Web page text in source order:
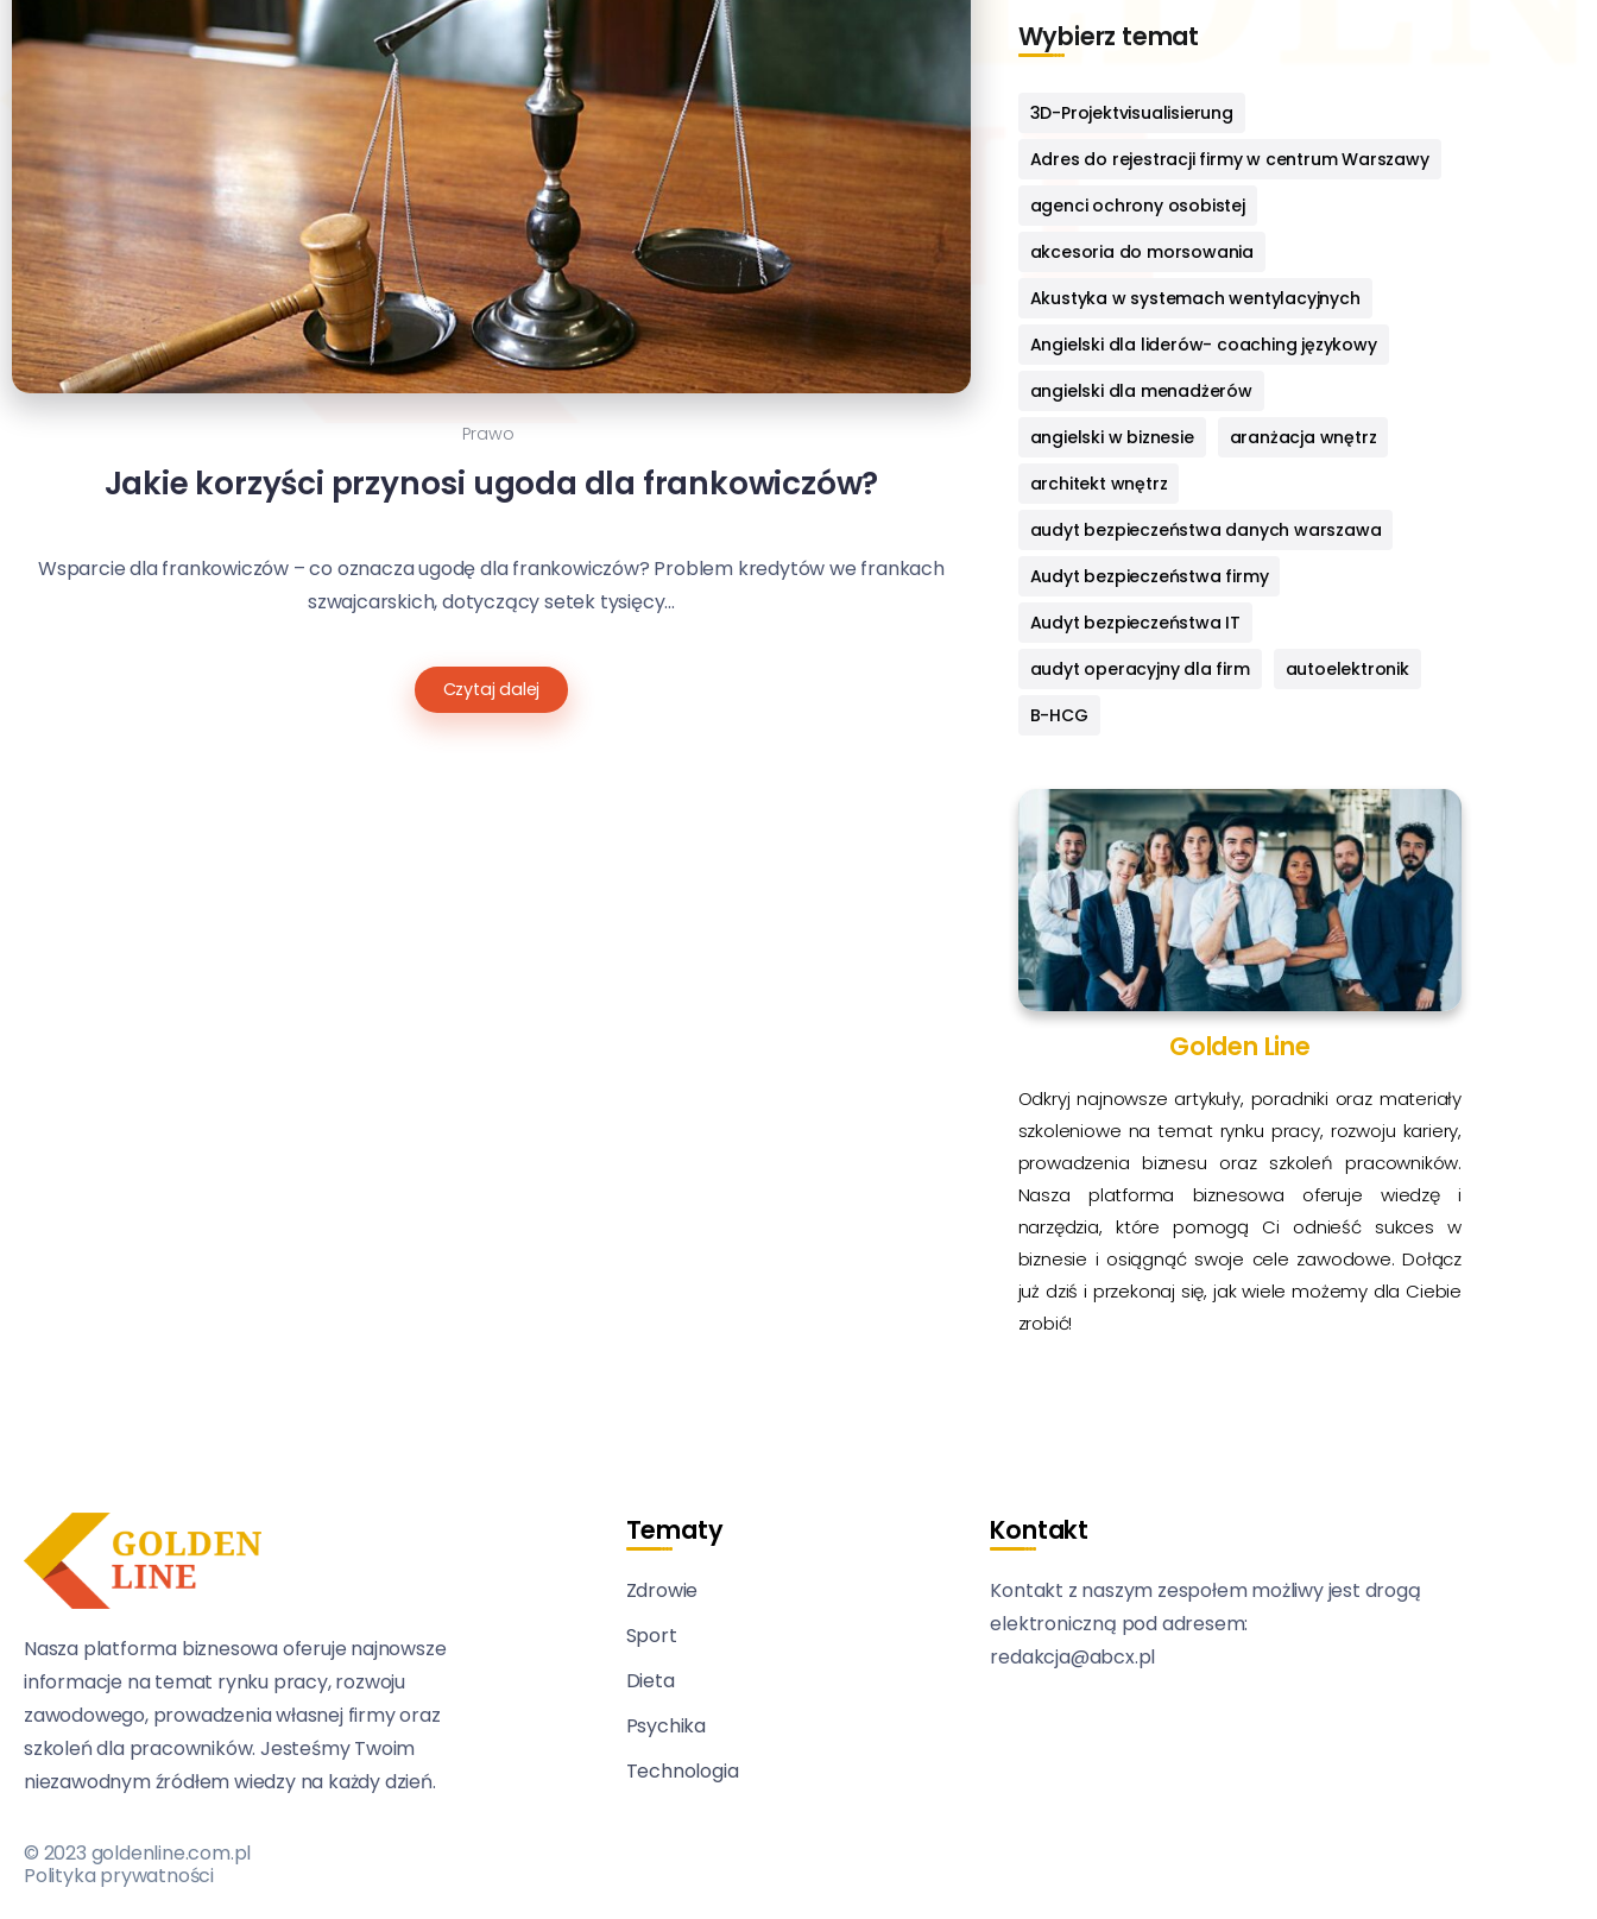
Prawo
Jakie korzyści przynosi ugoda dla frankowiczów?
Wsparcie dla frankowiczów – co oznacza ugodę dla frankowiczów? Problem kredytów we frankach
szwajcarskich, dotyczący setek tysięcy...
Czytaj dalej
Wybierz temat
3D-Projektvisualisierung
Adres do rejestracji firmy w centrum Warszawy
agenci ochrony osobistej
akcesoria do morsowania
Akustyka w systemach wentylacyjnych
Angielski dla liderów- coaching językowy
angielski dla menadżerów
angielski w biznesie
aranżacja wnętrz
architekt wnętrz
audyt bezpieczeństwa danych warszawa
Audyt bezpieczeństwa firmy
Audyt bezpieczeństwa IT
audyt operacyjny dla firm
autoelektronik
B-HCG
Golden Line
Odkryj najnowsze artykuły, poradniki oraz materiały
szkoleniowe na temat rynku pracy, rozwoju kariery,
prowadzenia biznesu oraz szkoleń pracowników.
Nasza platforma biznesowa oferuje wiedzę i
narzędzia, które pomogą Ci odnieść sukces w
biznesie i osiągnąć swoje cele zawodowe. Dołącz
już dziś i przekonaj się, jak wiele możemy dla Ciebie
zrobić!
Nasza platforma biznesowa oferuje najnowsze
informacje na temat rynku pracy, rozwoju
zawodowego, prowadzenia własnej firmy oraz
szkoleń dla pracowników. Jesteśmy Twoim
niezawodnym źródłem wiedzy na każdy dzień.
© 2023 goldenline.com.pl
Polityka prywatności
Tematy
Zdrowie
Sport
Dieta
Psychika
Technologia
Kontakt
Kontakt z naszym zespołem możliwy jest drogą
elektroniczną pod adresem:
redakcja@abcx.pl